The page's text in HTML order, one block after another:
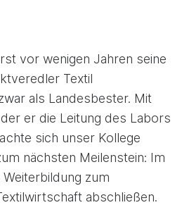
vor wenigen Jahren seine
Textil
als Landesbester. Mit
er die Leitung des Labors
sich unser Kollege
nächsten Meilenstein: Im
zum
abschließen.